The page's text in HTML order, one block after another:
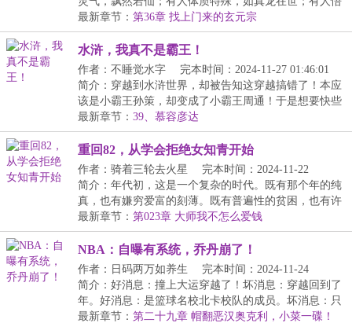
性...
最新章节： 第36章 找上门来的玄元宗
水浒，我真不是霸王！
作者：不睡觉水字
完本时间：2024-11-27 01:46:01
简介：穿越到水浒世界，却被告知这穿越搞错了！本应
该是小霸王孙策，却变成了小霸王周通！于是想要快些
得...
最新章节： 39、慕容彦达
重回82，从学会拒绝女知青开始
作者：骑着三轮去火星
完本时间：2024-11-22
09:00:33
简介：年代初，这是一个复杂的时代。既有那个年的纯
真，也有嫌穷爱富的刻薄。既有普遍性的贫困，也有许
多...
最新章节： 第023章 大师我不怎么爱钱
NBA：自曝有系统，乔丹崩了！
作者：日码两万如养生
完本时间：2024-11-24
11:12:56
简介：好消息：撞上大运穿越了！坏消息：穿越回到了
年。好消息：是篮球名校北卡校队的成员。坏消息：只
是...
最新章节： 第二十九章 帽翻恶汉奥克利，小菜一碟！